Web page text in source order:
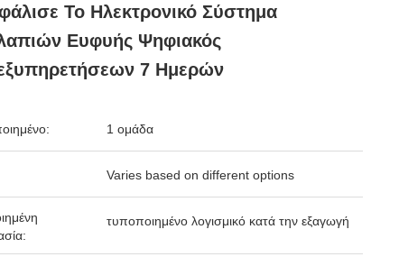
Το Ηλεκτρονικό Σύστημα
Ευφυής Ψηφιακός
7 Ημερών
1 ομάδα
Varies based on different options
τυποποιημένο λογισμικό κατά την εξαγωγή